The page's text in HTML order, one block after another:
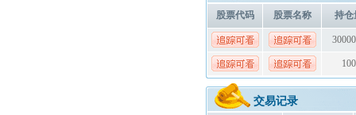
股票代码 股票名称 持仓
100
交易记录